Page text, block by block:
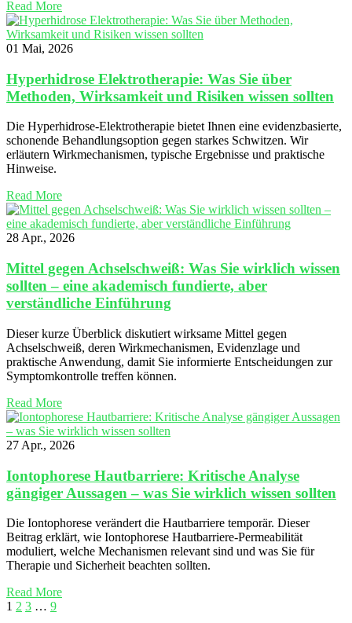
Read More
01 Mai, 2026
Hyperhidrose Elektrotherapie: Was Sie über
Methoden, Wirksamkeit und Risiken wissen sollten
Die Hyperhidrose-Elektrotherapie bietet Ihnen eine evidenzbasierte,
schonende Behandlungsoption gegen starkes Schwitzen. Wir
erläutern Wirkmechanismen, typische Ergebnisse und praktische
Hinweise.
Read More
28 Apr., 2026
Mittel gegen Achselschweiß: Was Sie wirklich wissen
sollten – eine akademisch fundierte, aber
verständliche Einführung
Dieser kurze Überblick diskutiert wirksame Mittel gegen
Achselschweiß, deren Wirkmechanismen, Evidenzlage und
praktische Anwendung, damit Sie informierte Entscheidungen zur
Symptomkontrolle treffen können.
Read More
27 Apr., 2026
Iontophorese Hautbarriere: Kritische Analyse
gängiger Aussagen – was Sie wirklich wissen sollten
Die Iontophorese verändert die Hautbarriere temporär. Dieser
Beitrag erklärt, wie Iontophorese Hautbarriere-Permeabilität
moduliert, welche Mechanismen relevant sind und was Sie für
Therapie und Sicherheit beachten sollten.
Read More
1 2 3 … 9